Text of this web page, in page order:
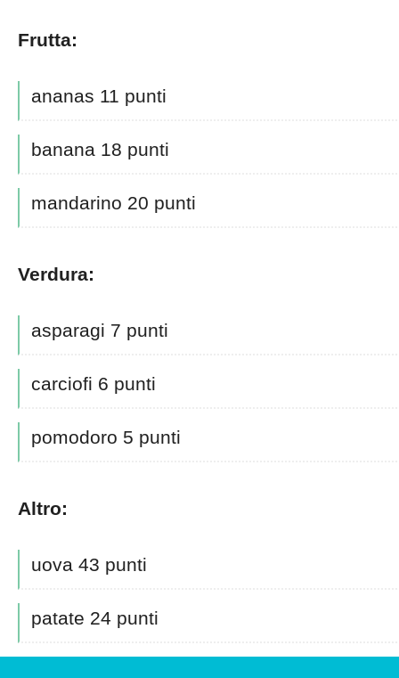
Frutta:
ananas 11 punti
banana 18 punti
mandarino 20 punti
Verdura:
asparagi 7 punti
carciofi 6 punti
pomodoro 5 punti
Altro:
uova 43 punti
patate 24 punti